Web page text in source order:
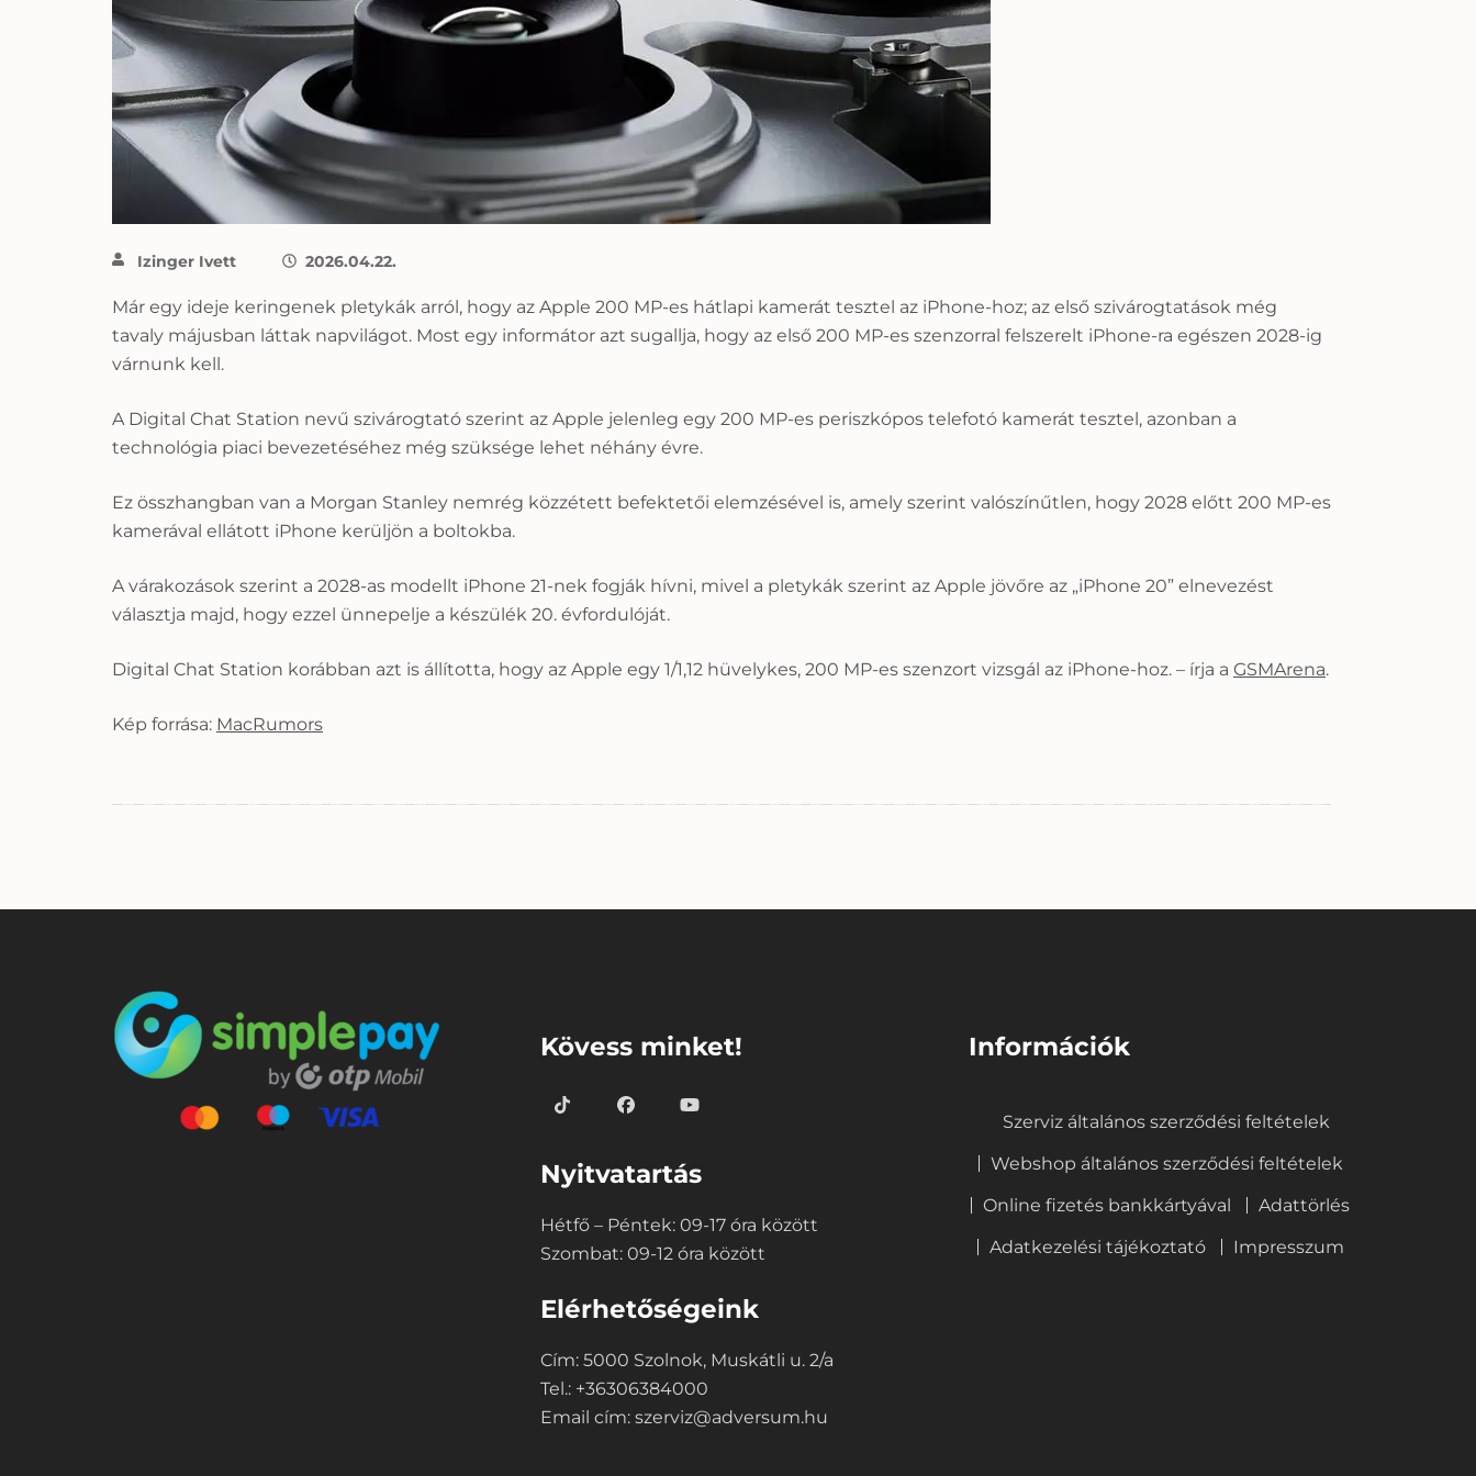
Izinger Ivett 2026.04.22.
Már egy ideje keringenek pletykák arról, hogy az Apple 200 MP-es hátlapi kamerát tesztel az iPhone-hoz; az első szivárogtatások még
tavaly májusban láttak napvilágot. Most egy informátor azt sugallja, hogy az első 200 MP-es szenzorral felszerelt iPhone-ra egészen 2028-ig
várnunk kell.
A Digital Chat Station nevű szivárogtató szerint az Apple jelenleg egy 200 MP-es periszkópos telefotó kamerát tesztel, azonban a
technológia piaci bevezetéséhez még szüksége lehet néhány évre.
Ez összhangban van a Morgan Stanley nemrég közzétett befektetői elemzésével is, amely szerint valószínűtlen, hogy 2028 előtt 200 MP-es
kamerával ellátott iPhone kerüljön a boltokba.
A várakozások szerint a 2028-as modellt iPhone 21-nek fogják hívni, mivel a pletykák szerint az Apple jövőre az „iPhone 20” elnevezést
választja majd, hogy ezzel ünnepelje a készülék 20. évfordulóját.
Digital Chat Station korábban azt is állította, hogy az Apple egy 1/1,12 hüvelykes, 200 MP-es szenzort vizsgál az iPhone-hoz. – írja a GSMArena.
Kép forrása: MacRumors
Kövess minket!
Nyitvatartás
Hétfő – Péntek: 09-17 óra között
Szombat: 09-12 óra között
Elérhetőségeink
Cím: 5000 Szolnok, Muskátli u. 2/a
Tel.: +36306384000
Email cím: szerviz@adversum.hu
Információk
Szerviz általános szerződési feltételek
Webshop általános szerződési feltételek
Online fizetés bankkártyával
Adattörlés
Adatkezelési tájékoztató
Impresszum